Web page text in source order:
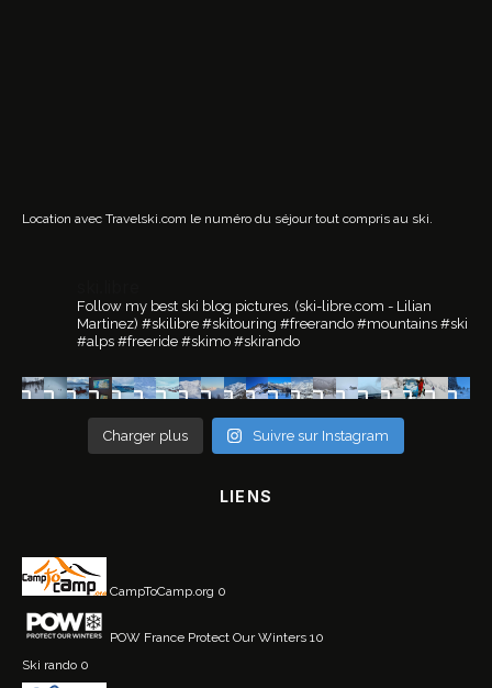
Location avec Travelski.com le numéro du séjour tout compris au ski.
Follow my best ski blog pictures. (ski-libre.com - Lilian
Martinez) #skilibre #skitouring #freerando #mountains #ski
#alps #freeride #skimo #skirando
Charger plus Suivre sur Instagram
LIENS
CampToCamp.org 0
POW France Protect Our Winters 10
Ski rando 0